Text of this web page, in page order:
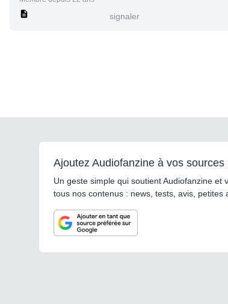
signaler
Ajoutez Audiofanzine à vos
Un geste simple qui soutient Audiofanzine
tous nos contenus : news, tests, avis, petites